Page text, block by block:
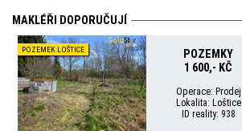
MAKLÉŘI DOPORUČUJÍ
POZEMEK LOŠTICE
POZEMKY
1 600,- KČ
Operace: Prodej
Lokalita: Loštice
ID reality: 938